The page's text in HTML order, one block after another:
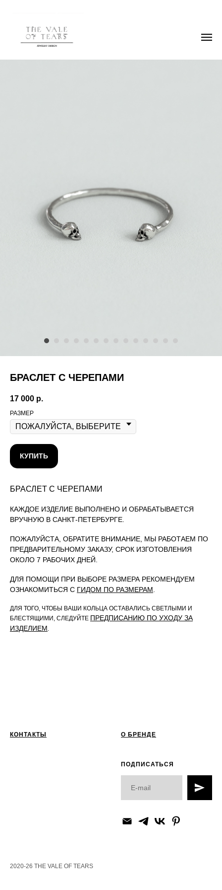
БРАСЛЕТ С ЧЕРЕПАМИ
17 000 р.
РАЗМЕР
КУПИТЬ
БРАСЛЕТ С ЧЕРЕПАМИ
КАЖДОЕ ИЗДЕЛИЕ ВЫПОЛНЕНО И ОБРАБАТЫВАЕТСЯ
ВРУЧНУЮ В САНКТ-ПЕТЕРБУРГЕ.
ПОЖАЛУЙСТА, ОБРАТИТЕ ВНИМАНИЕ, МЫ РАБОТАЕМ ПО
ПРЕДВАРИТЕЛЬНОМУ ЗАКАЗУ, СРОК ИЗГОТОВЛЕНИЯ
ОКОЛО 7 РАБОЧИХ ДНЕЙ.
ДЛЯ ПОМОЩИ ПРИ ВЫБОРЕ РАЗМЕРА РЕКОМЕНДУЕМ
ОЗНАКОМИТЬСЯ С ГИДОМ ПО РАЗМЕРАМ.
ДЛЯ ТОГО, ЧТОБЫ ВАШИ КОЛЬЦА ОСТАВАЛИСЬ СВЕТЛЫМИ И
БЛЕСТЯЩИМИ, СЛЕДУЙТЕ ПРЕДПИСАНИЮ ПО УХОДУ ЗА
ИЗДЕЛИЕМ.
КОНТАКТЫ О БРЕНДЕ
ПОДПИСАТЬСЯ
2020-26 THE VALE OF TEARS